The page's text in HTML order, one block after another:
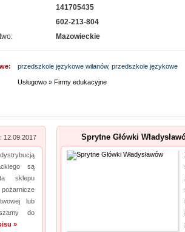
141705435
602-213-804
Mazowieckie
przedszkole językowe wilanów, przedszkole językowe
Usługowo » Firmy edukacyjne
12.09.2017
są
sklepu
lub
do
»
Sprytne Główki